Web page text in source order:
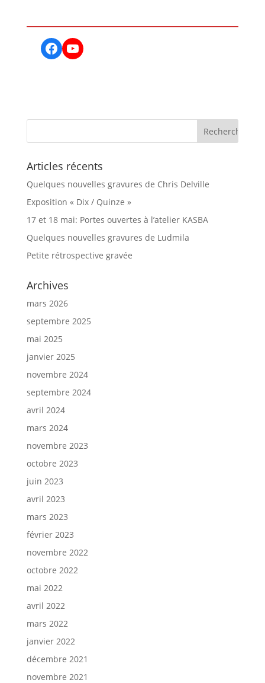
Facebook
YouTube
Articles récents
Quelques nouvelles gravures de Chris Delville
Exposition « Dix / Quinze »
17 et 18 mai: Portes ouvertes à l’atelier KASBA
Quelques nouvelles gravures de Ludmila
Petite rétrospective gravée
Archives
mars 2026
septembre 2025
mai 2025
janvier 2025
novembre 2024
septembre 2024
avril 2024
mars 2024
novembre 2023
octobre 2023
juin 2023
avril 2023
mars 2023
février 2023
novembre 2022
octobre 2022
mai 2022
avril 2022
mars 2022
janvier 2022
décembre 2021
novembre 2021